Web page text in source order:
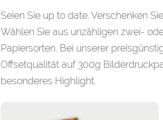
Seien Sie up to date. Verschenken
Wählen Sie aus unzähligen zwei-
Papiersorten. Bei unserer
Offsetqualität auf 300g
besonderes Highlight.